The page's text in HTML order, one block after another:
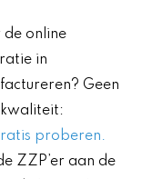
de online
in
Geen
proberen.
ZZP’er aan de